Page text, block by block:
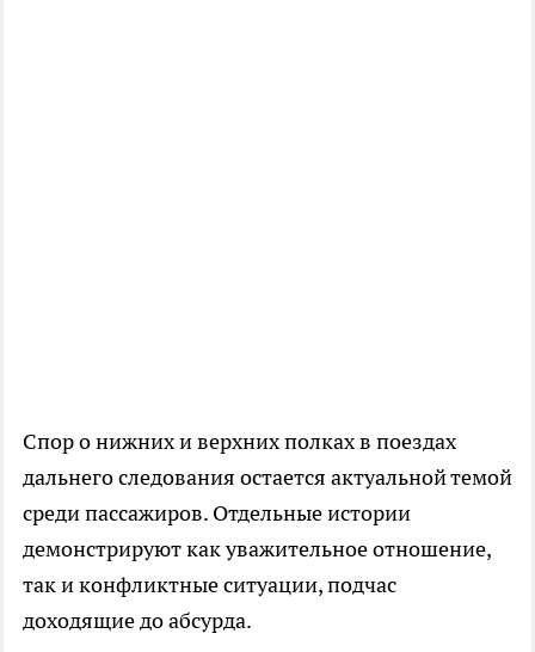
Спор о нижних и верхних полках в поездах
дальнего следования остается актуальной темой
среди пассажиров. Отдельные истории
демонстрируют как уважительное отношение,
так и конфликтные ситуации, подчас
доходящие до абсурда.